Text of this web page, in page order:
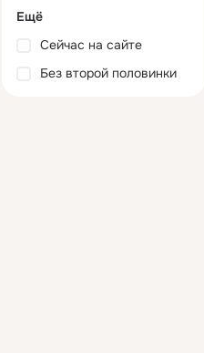
Ещё
Сейчас на сайте
Без второй половинки